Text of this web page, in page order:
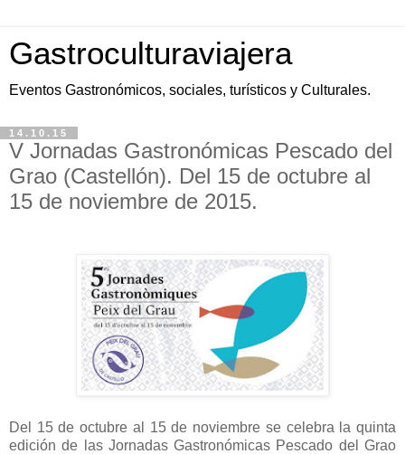
Gastroculturaviajera
Eventos Gastronómicos, sociales, turísticos y Culturales.
14.10.15
V Jornadas Gastronómicas Pescado del
Grao (Castellón). Del 15 de octubre al
15 de noviembre de 2015.
Del 15 de octubre al 15 de noviembre se celebra la quinta
edición de las Jornadas Gastronómicas Pescado del Grao